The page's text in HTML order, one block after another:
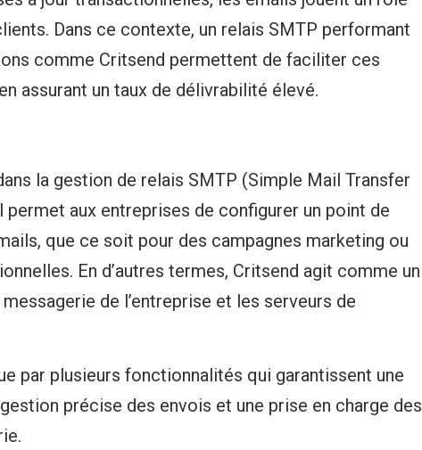
Dans ce contexte, un relais SMTP performant
comme Critsend permettent de faciliter ces
assurant un taux de délivrabilité élevé.
la gestion de relais SMTP (Simple Mail Transfer
permet aux entreprises de configurer un point de
que ce soit pour des campagnes marketing ou
En d’autres termes, Critsend agit comme un
de l’entreprise et les serveurs de
par plusieurs fonctionnalités qui garantissent une
précise des envois et une prise en charge des